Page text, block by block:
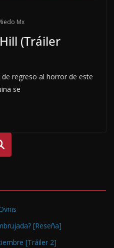
Mx
(Tráiler
regreso al horror de este
se
[Reseña]
[Tráiler 2]